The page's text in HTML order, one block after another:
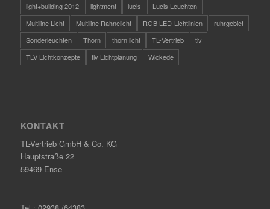
light+building 2012
lightment lucis
Lucis Leuchten
Multiline Licht
Multiline Rahnelicht RGB LED-Lichtlinien
ruhrgebiet
Sonderleuchten
Thorn thorn licht TL-Vertrieb
tlv
TLV Lichtkonzepte
tlv Lichtplanung Wickede
KONTAKT
TL-Vertrieb GmbH & Co. KG
Hauptstraße 22
59469 Ense